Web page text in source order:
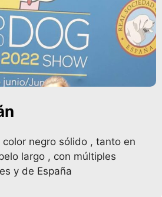
negro sólido , tanto en
largo , con múltiples
y de España